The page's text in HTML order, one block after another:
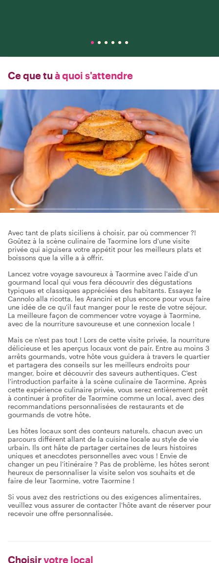
Ce que tu à quoi s'attendre
Avec tant de plats siciliens à choisir, par où commencer ?!
Goûtez à la scène culinaire de Taormine lors d'une visite
privée qui aiguisera votre appétit pour les meilleurs plats et
boissons que la ville a à offrir.
Lancez votre voyage savoureux à Taormine avec l'aide d'un
gourmand local qui vous fera découvrir des dégustations
typiques et classiques appréciées des habitants. Essayez le
Cannolo alla ricotta, les Arancini et plus encore pour vous faire
une idée de ce qu'il faut manger pour le reste de votre séjour.
La meilleure façon de commencer votre voyage à Taormine,
avec de la nourriture savoureuse et une connexion locale !
Mais ce n'est pas tout ! Lors de cette visite privée, la nourriture
délicieuse et les aperçus locaux vont de pair. Entre au moins 3
arrêts gourmands, votre hôte vous guidera à travers le quartier
et partagera des conseils sur les meilleurs endroits pour
manger, boire et découvrir des saveurs authentiques. C'est
l'introduction parfaite à la scène culinaire de Taormine. Après
cette expérience culinaire privée, vous serez entièrement prêt
à continuer à profiter de Taormine comme un local, avec des
recommandations personnalisées de restaurants et de
gourmands de votre hôte.
Les hôtes locaux sont des conteurs naturels, chacun avec un
parcours différent allant de la cuisine locale au style de vie
urbain. Ils ont hâte de partager certaines de leurs histoires
uniques et anecdotes personnelles avec vous ! Envie de
changer un peu l'itinéraire ? Pas de problème, les hôtes seront
heureux de personnaliser la visite selon vos souhaits et de
faire de leur Taormine, votre Taormine !
Si vous avez des restrictions ou des exigences alimentaires,
veuillez vous assurer de contacter l'hôte avant de réserver pour
recevoir une offre personnalisée.
Choisirvotre local